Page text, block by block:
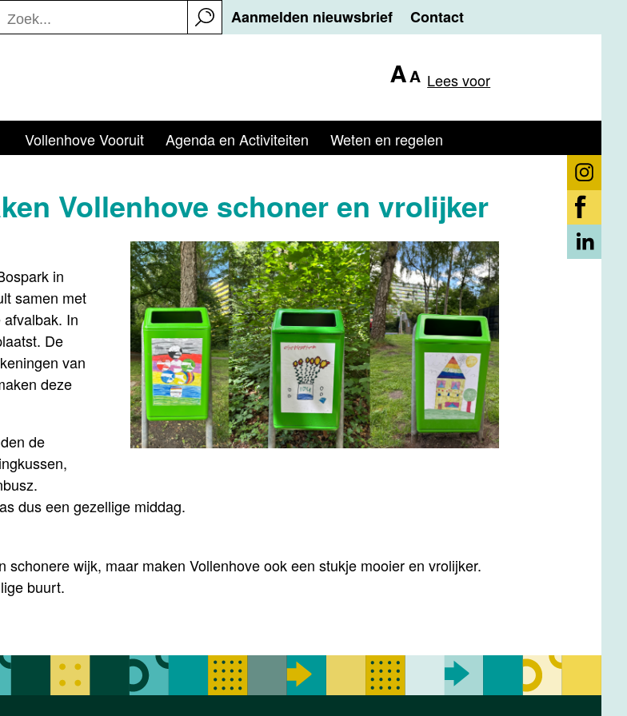
Aanmelden nieuwsbrief Contact
Lees voor
Vollenhove Vooruit Agenda en Activiteiten Weten en regelen
Vollenhove schoner en vrolijker
in
samen met
In
De
van
deze
de
dus een gezellige middag.
wijk, maar maken Vollenhove ook een stukje mooier en vrolijker.
buurt.